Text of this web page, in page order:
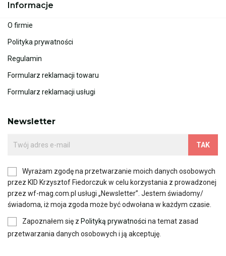
Informacje
O firmie
Polityka prywatności
Regulamin
Formularz reklamacji towaru
Formularz reklamacji usługi
Newsletter
Wyrażam zgodę na przetwarzanie moich danych osobowych
przez KID Krzysztof Fiedorczuk w celu korzystania z prowadzonej
przez wf-mag.com.pl usługi „Newsletter”. Jestem świadomy/
świadoma, iż moja zgoda może być odwołana w każdym czasie.
Zapoznałem się z Polityką prywatności na temat zasad
przetwarzania danych osobowych i ją akceptuję.